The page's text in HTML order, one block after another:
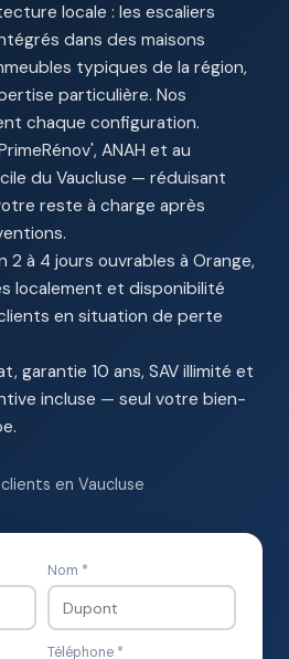
locale : les escaliers
dans des maisons
typiques de la région,
particulière. Nos
chaque configuration.
ANAH et au
du Vaucluse — réduisant
reste à charge après
2 à 4 jours ouvrables à Orange,
localement et disponibilité
en situation de perte
garantie 10 ans, SAV illimité et
incluse — seul votre bien-
en Vaucluse
Nom *
Téléphone *